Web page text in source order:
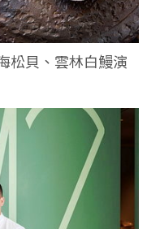
松貝、雲林白鰻演